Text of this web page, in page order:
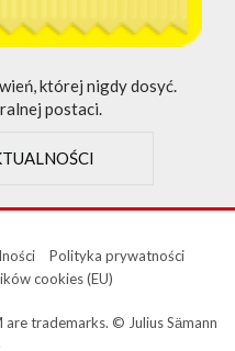
której nigdy dosyć.
postaci.
Polityka prywatności
cookies (EU)
are trademarks. © Julius Sӓmann